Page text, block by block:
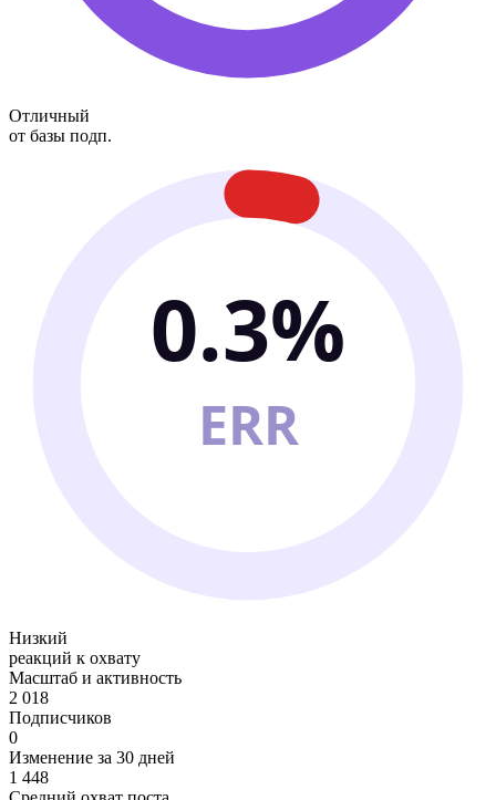
Отличный
от базы подп.
0.3%
ERR
Низкий
реакций к охвату
Масштаб и активность
2 018
Подписчиков
0
Изменение за 30 дней
1 448